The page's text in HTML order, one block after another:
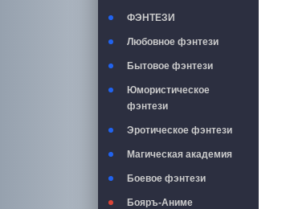
ФЭНТЕЗИ
Любовное фэнтези
Бытовое фэнтези
Юмористическое
фэнтези
Эротическое фэнтези
Магическая академия
Боевое фэнтези
Бояръ-Аниме